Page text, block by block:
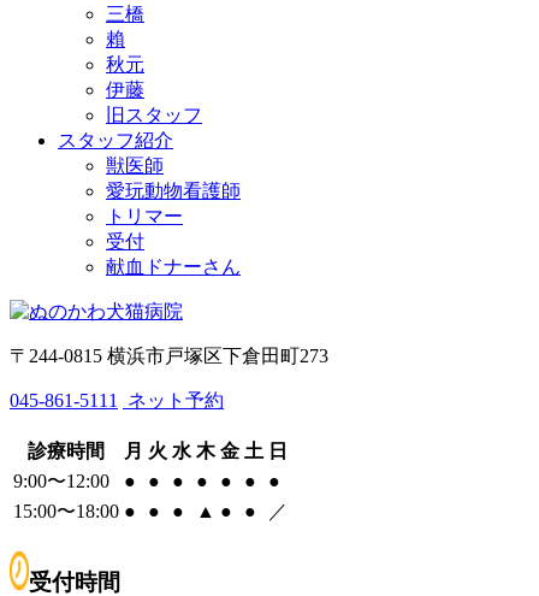
三橋
賴
秋元
伊藤
旧スタッフ
スタッフ紹介
獣医師
愛玩動物看護師
トリマー
受付
献血ドナーさん
〒244-0815 横浜市戸塚区下倉田町273
045-861-5111 ネット予約
診療時間 月 火 水 木 金 土 日
9:00〜12:00
● ● ● ● ● ●
●
15:00〜18:00 ● ● ● ▲ ● ● ／
受付時間